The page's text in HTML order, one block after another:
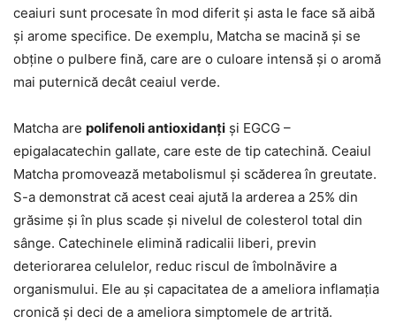
ceaiuri sunt procesate în mod diferit și asta le face să aibă
și arome specifice. De exemplu, Matcha se macină și se
obține o pulbere fină, care are o culoare intensă și o aromă
mai puternică decât ceaiul verde.
Matcha are polifenoli antioxidanți și EGCG –
epigalacatechin gallate, care este de tip catechină. Ceaiul
Matcha promovează metabolismul și scăderea în greutate.
S-a demonstrat că acest ceai ajută la arderea a 25% din
grăsime și în plus scade și nivelul de colesterol total din
sânge. Catechinele elimină radicalii liberi, previn
deteriorarea celulelor, reduc riscul de îmbolnăvire a
organismului. Ele au și capacitatea de a ameliora inflamația
cronică și deci de a ameliora simptomele de artrită.